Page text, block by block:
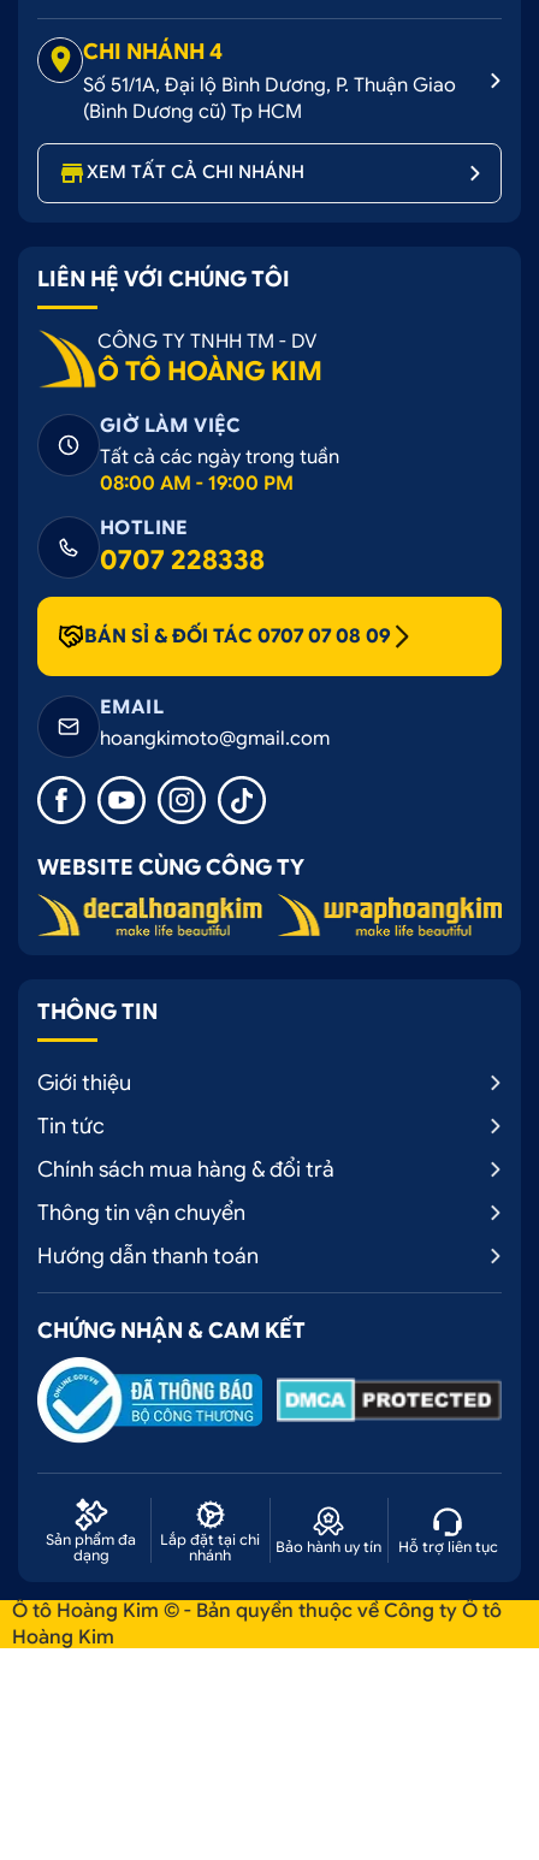
Ô tô Hoàng Kim - Địa chỉ chuyên trang trí nội ngoại
Quý khách có thể tham khảo tất cả các phụ kiện
của xe Toyota Veloz >>>TẠI ĐÂY
Quý khách có thể tham khảo tất cả các phụ kiện
của xe Toyota Avanza >>>TẠI ĐÂY
CHI NHÁNH 4
Số 51/1A, Đại lộ Bình Dương, P. Thuận Giao
(Bình Dương cũ) Tp HCM
XEM TẤT CẢ CHI NHÁNH
LIÊN HỆ VỚI CHÚNG TÔI
CÔNG TY TNHH TM - DV
Ô TÔ HOÀNG KIM
GIỜ LÀM VIỆC
Tất cả các ngày trong tuần
08:00 AM - 19:00 PM
HOTLINE
0707 228338
BÁN SỈ & ĐỐI TÁC 0707 07 08 09
EMAIL
hoangkimoto@gmail.com
WEBSITE CÙNG CÔNG TY
THÔNG TIN
Giới thiệu
Tin tức
Chính sách mua hàng & đổi trả
Thông tin vận chuyển
Hướng dẫn thanh toán
CHỨNG NHẬN & CAM KẾT
Sản phẩm đa
dạng
Lắp đặt tại chi
nhánh
Bảo hành uy tín Hỗ trợ liên tục
Ô tô Hoàng Kim © - Bản quyền thuộc về Công ty Ô tô
Hoàng Kim